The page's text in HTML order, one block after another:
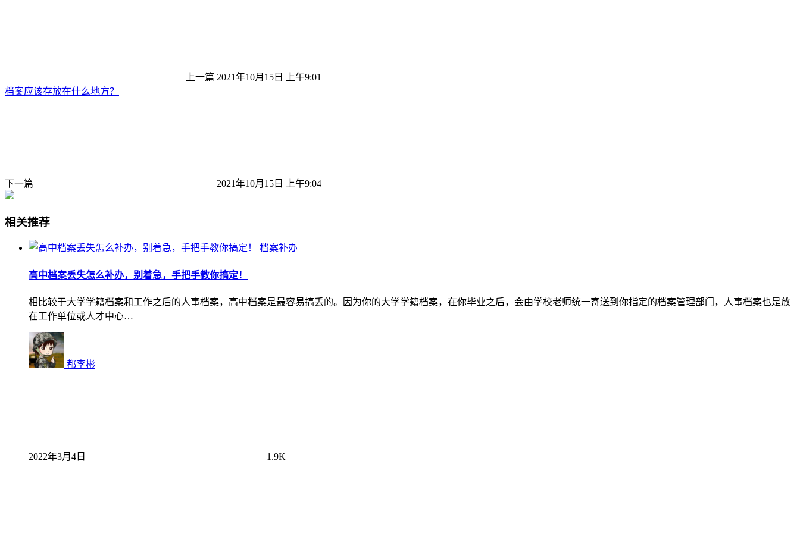
上一篇 2021年10月15日 上午9:01
档案应该存放在什么地方？
下一篇 2021年10月15日 上午9:04
相关推荐
档案补办
高中档案丢失怎么补办，别着急，手把手教你搞定！
相比较于大学学籍档案和工作之后的人事档案，高中档案是最容易搞丢的。因为你的大学学籍档案，在你毕业之后，会由学校老师统一寄送到你指定的档案管理部门，人事档案也是放
在工作单位或人才中心…
都李彬
2022年3月4日 1.9K